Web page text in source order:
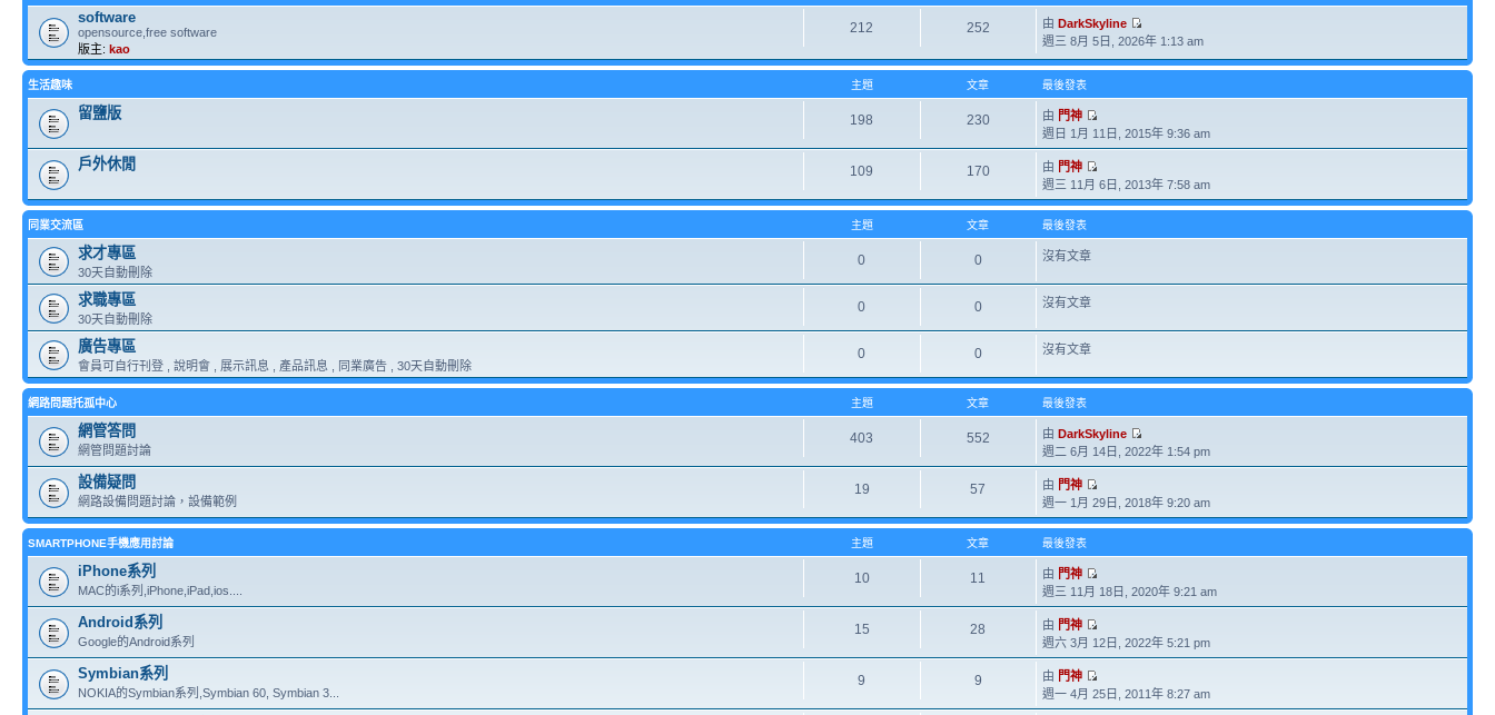
software
opensource,free software
版主: kao
212 252 由DarkSkyline
週三 8月 5日, 2026年 1:13 am
生活趣味 主題 文章 最後發表
留鹽版 198 230 由 門神
週日 1月 11日, 2015年 9:36 am
戶外休閒 109 170 由 門神
週三 11月 6日, 2013年 7:58 am
同業交流區 主題 文章 最後發表
求才專區
30天自動刪除
0 0 沒有文章
求職專區
30天自動刪除
0 0 沒有文章
廣告專區
會員可自行刊登 , 說明會 , 展示訊息 , 產品訊息 , 同業廣告 , 30天自動刪除
0 0 沒有文章
網路問題托孤中心 主題 文章 最後發表
網管答問
網管問題討論
403 552 由DarkSkyline
週二 6月 14日, 2022年 1:54 pm
設備疑問
網路設備問題討論，設備範例
19 57 由 門神
週一 1月 29日, 2018年 9:20 am
SMARTPHONE手機應用討論 主題 文章 最後發表
iPhone系列
MAC的i系列,iPhone,iPad,ios....
10 11 由 門神
週三 11月 18日, 2020年 9:21 am
Android系列
Google的Android系列
15 28 由 門神
週六 3月 12日, 2022年 5:21 pm
Symbian系列
NOKIA的Symbian系列,Symbian 60, Symbian 3...
9 9 由 門神
週一 4月 25日, 2011年 8:27 am